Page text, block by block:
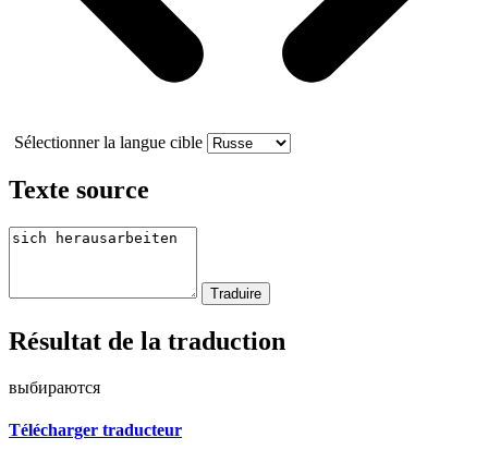
Sélectionner la langue cible
Texte source
Résultat de la traduction
выбираются
Télécharger traducteur